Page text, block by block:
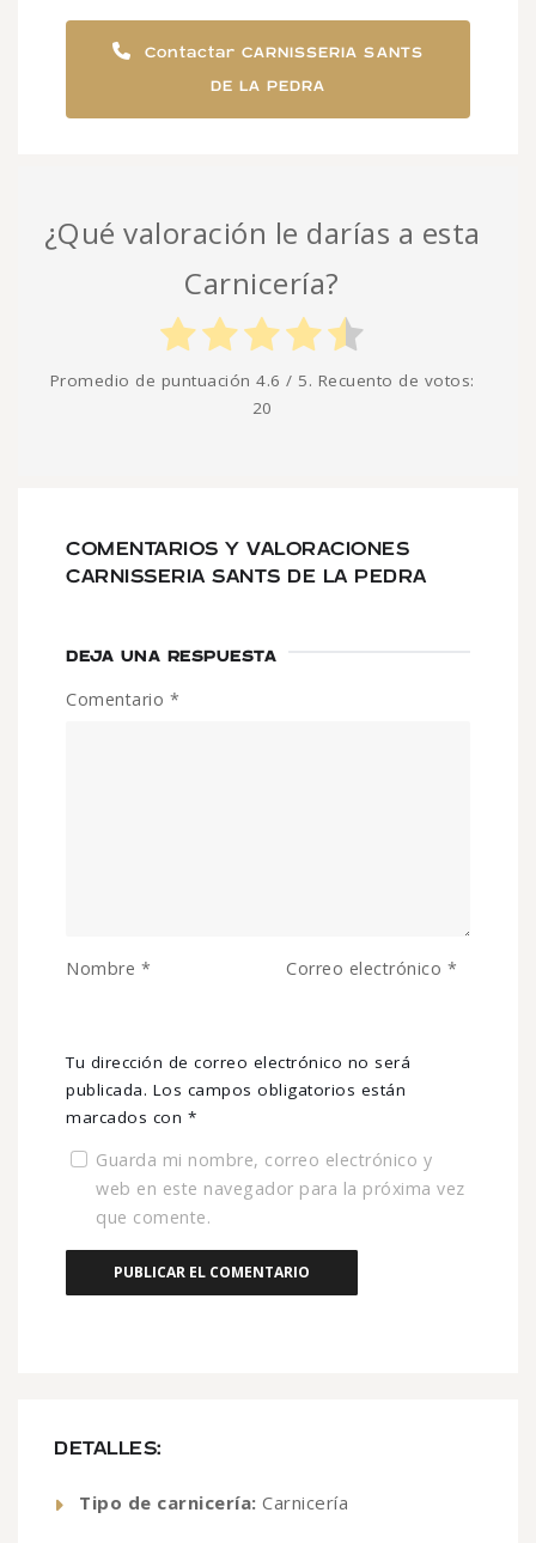
DETALLES:
Tipo de carnicería: Carnicería
Contactar CARNISSERIA SANTS
DE LA PEDRA
¿Qué valoración le darías a esta
Carnicería?
Promedio de puntuación 4.6 / 5. Recuento de votos:
20
COMENTARIOS Y VALORACIONES
CARNISSERIA SANTS DE LA PEDRA
DEJA UNA RESPUESTA
Tu dirección de correo electrónico no será
publicada. Los campos obligatorios están
marcados con *
Comentario *
Nombre * Correo electrónico *
Guarda mi nombre, correo electrónico y
web en este navegador para la próxima vez
que comente.